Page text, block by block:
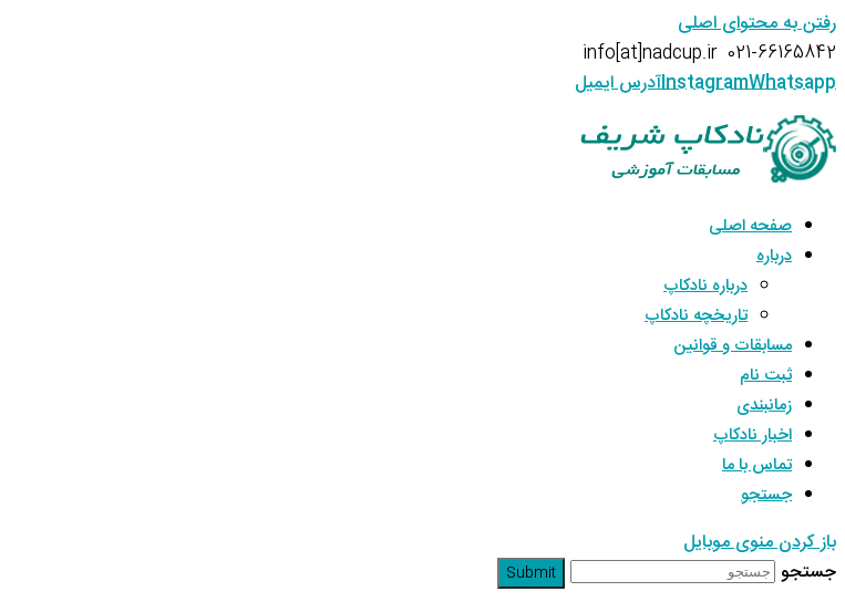
رفتن به محتوای اصلی
021-66165842
info[at]nadcup.ir
InstagramWhatsapp آدرس ایمیل
صفحه اصلی
درباره
درباره نادکاپ
تاریخچه نادکاپ
مسابقات و قوانین
ثبت نام
زمانبندی
اخبار نادکاپ
تماس با ما
جستجو
باز کردن منوی موبایل
جستجو
Submit